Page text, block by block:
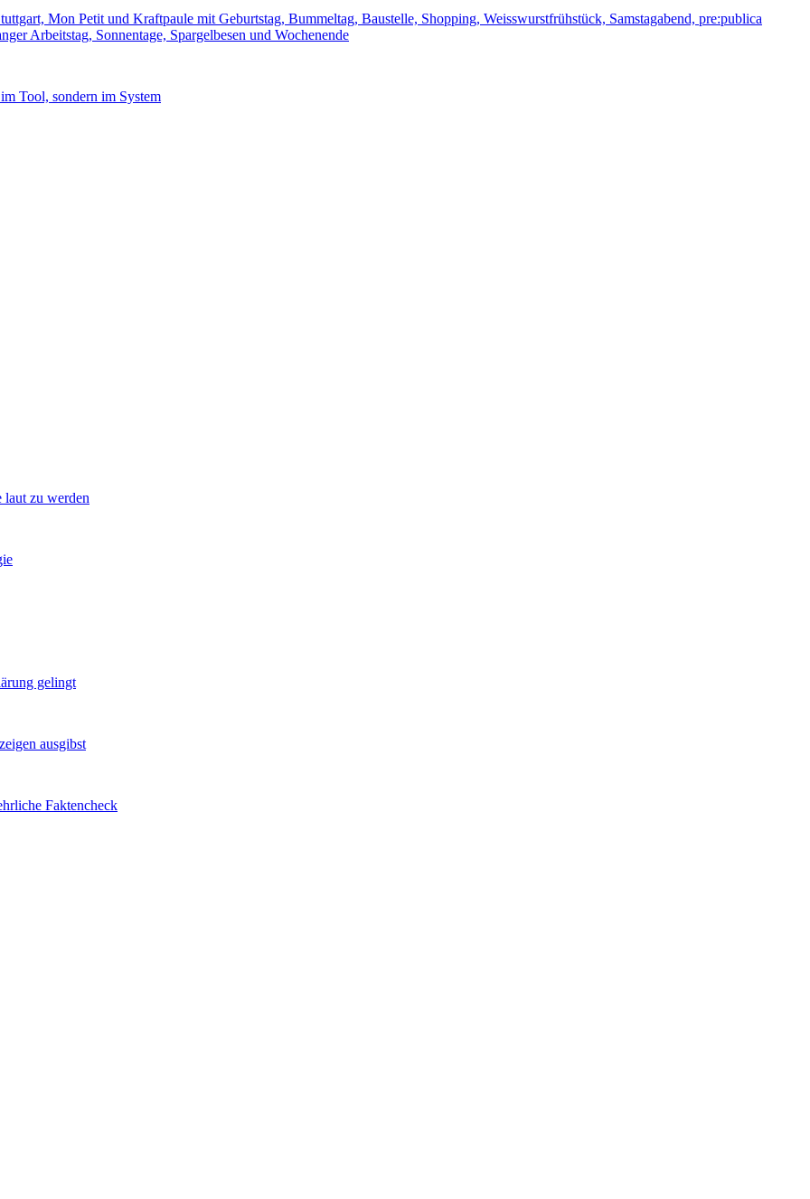
Mon Petit und Kraftpaule mit Geburtstag, Bummeltag, Baustelle, Shopping, Weisswurstfrühstück, Samstagabend, pre:publica
Arbeitstag, Sonnentage, Spargelbesen und Wochenende
Tool, sondern im System
laut zu werden
gelingt
ausgibst
Faktencheck